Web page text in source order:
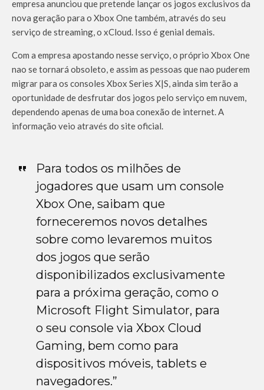
empresa anunciou que pretende lançar os jogos exclusivos da
nova geração para o Xbox One também, através do seu
serviço de streaming, o xCloud. Isso é genial demais.
Com a empresa apostando nesse serviço, o próprio Xbox One
nao se tornará obsoleto, e assim as pessoas que nao puderem
migrar para os consoles Xbox Series X|S, ainda sim terão a
oportunidade de desfrutar dos jogos pelo serviço em nuvem,
dependendo apenas de uma boa conexão de internet. A
informação veio através do site oficial.
Para todos os milhões de
jogadores que usam um console
Xbox One, saibam que
forneceremos novos detalhes
sobre como levaremos muitos
dos jogos que serão
disponibilizados exclusivamente
para a próxima geração, como o
Microsoft Flight Simulator, para
o seu console via Xbox Cloud
Gaming, bem como para
dispositivos móveis, tablets e
navegadores.”